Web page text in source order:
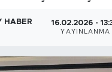
HABER 16.02.2026 -
YAYINLANMA